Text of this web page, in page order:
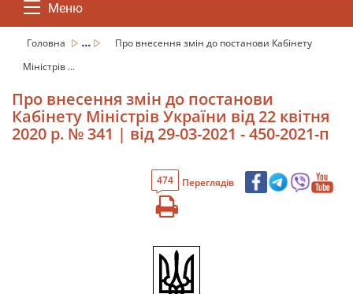
Меню
Головна ...
Про внесення змін до постанови Кабінету
Міністрів ...
Про внесення змін до постанови
Кабінету Міністрів України від 22 квітня
2020 р. № 341 | від 29-03-2021 - 450-2021-п
474 Переглядів